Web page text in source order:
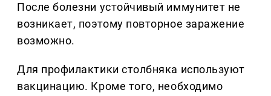
После болезни устойчивый иммунитет не
возникает, поэтому повторное заражение
возможно.
Для профилактики столбняка используют
вакцинацию. Кроме того, необходимо